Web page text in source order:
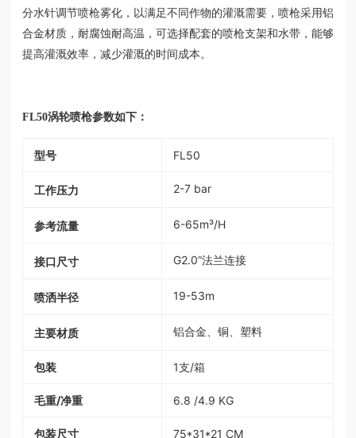
分水针调节喷枪雾化，以满足不同作物的灌溉需要，喷枪采用铝
合金材质，耐腐蚀耐高温，可选择配套的喷枪支架和水带，能够
提高灌溉效率，减少灌溉的时间成本。
FL50涡轮喷枪参数如下：
型号 FL50
工作压力 2-7 bar
参考流量 6-65m³/H
接口尺寸 G2.0”法兰连接
喷洒半径 19-53m
主要材质 铝合金、铜、塑料
包装 1支/箱
毛重/净重 6.8 /4.9 KG
包装尺寸 75*31*21 CM